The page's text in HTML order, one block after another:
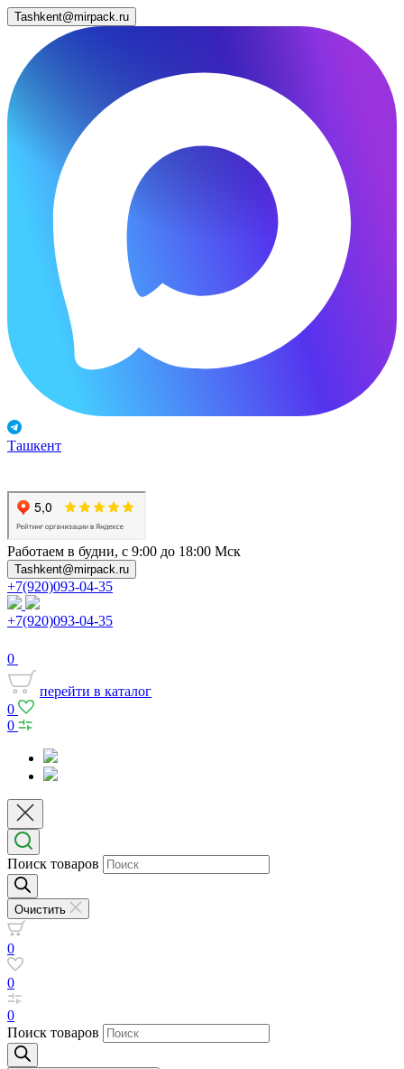
Tashkent@mirpack.ru
Ташкент
Работаем в будни, с 9:00 до 18:00 Мск
Tashkent@mirpack.ru
+7(920)093-04-35
+7(920)093-04-35
0
перейти в каталог
0
0
Поиск товаров
Очистить
0
0
0
Поиск товаров